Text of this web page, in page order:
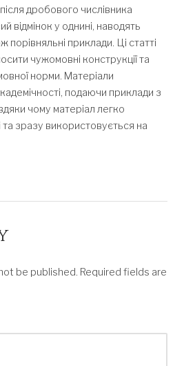
дробового числівника
відмінок у однині, наводять
порівняльні приклади. Ці статті
чужомовні конструкції та
норми. Матеріали
подаючи приклади з
чому матеріал легко
та зразу використовується на
be published. Required fields are